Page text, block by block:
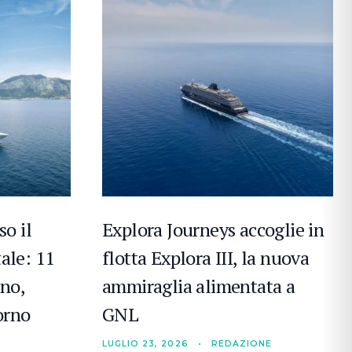
il
11
Explora Journeys accoglie in
flotta Explora III, la nuova
ammiraglia alimentata a
GNL
LUGLIO 23, 2026 •
REDAZIONE